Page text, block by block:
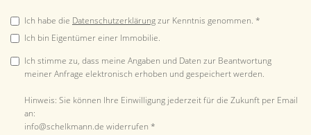
Ich habe die Datenschutzerklärungzur Kenntnis genommen. *
Ich bin Eigentümer einer Immobilie.
Ich stimme zu, dass meine Angaben und Daten zur Beantwortung
meiner Anfrage elektronisch erhoben und gespeichert werden.
Hinweis: Sie können Ihre Einwilligung jederzeit für die Zukunft per Email
an:
info@schelkmann.de widerrufen *